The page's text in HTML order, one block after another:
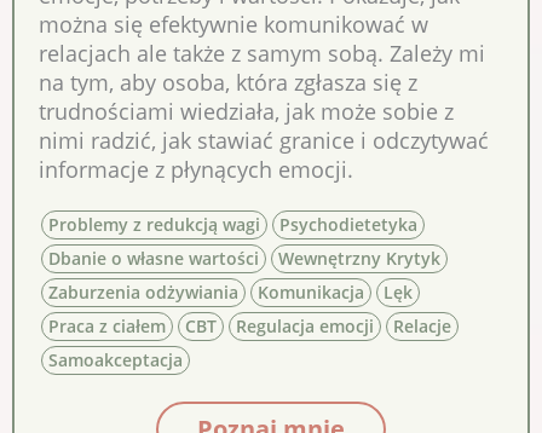
można się efektywnie komunikować w
relacjach ale także z samym sobą. Zależy mi
na tym, aby osoba, która zgłasza się z
trudnościami wiedziała, jak może sobie z
nimi radzić, jak stawiać granice i odczytywać
informacje z płynących emocji.
Problemy z redukcją wagi
Psychodietetyka
Dbanie o własne wartości
Wewnętrzny Krytyk
Zaburzenia odżywiania
Komunikacja
Lęk
Praca z ciałem
CBT Regulacja emocji
Relacje
Samoakceptacja